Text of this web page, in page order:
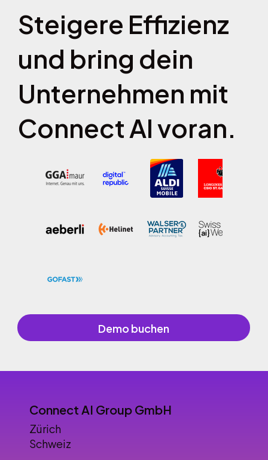
Steigere Effizienz
und bring dein
Unternehmen mit
Connect AI voran.
Demo buchen
Connect AI Group GmbH
Zürich
Schweiz